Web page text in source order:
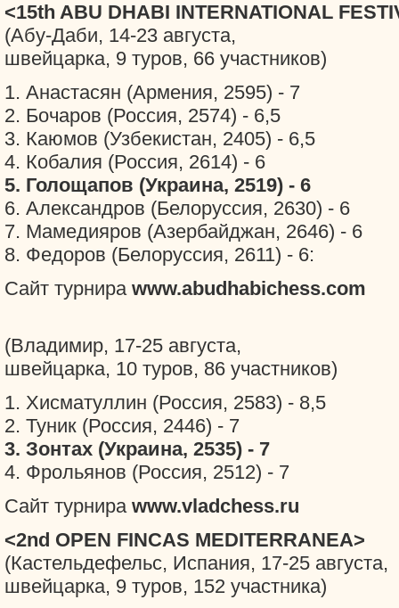
<15th ABU DHABI INTERNATIONAL
(Абу-Даби, 14-23 августа,
швейцарка, 9 туров, 66 участников)
1. Анастасян (Армения, 2595) - 7
2. Бочаров (Россия, 2574) - 6,5
3. Каюмов (Узбекистан, 2405) - 6,5
4. Кобалия (Россия, 2614) - 6
5. Голощапов (Украина, 2519) - 6
6. Александров (Белоруссия, 2630) - 6
7. Мамедияров (Азербайджан, 2646) - 6
8. Федоров (Белоруссия, 2611) - 6:
Сайт турнира www.abudhabichess.com
(Владимир, 17-25 августа,
швейцарка, 10 туров, 86 участников)
1. Хисматуллин (Россия, 2583) - 8,5
2. Туник (Россия, 2446) - 7
3. Зонтах (Украина, 2535) - 7
4. Фрольянов (Россия, 2512) - 7
Сайт турнира www.vladchess.ru
<2nd OPEN FINCAS MEDITERRANEA>
(Кастельдефельс, Испания, 17-25 августа,
швейцарка, 9 туров, 152 участника)